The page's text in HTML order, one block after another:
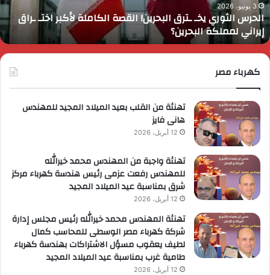
لأكبر
اختـ
ـراق
إيراني
لمملكة
البحرين؟
3 يونيو، 2026
الحرس الثوري يخـ ـترق البحرين! القصة الكاملة لأكبر اختـ ـراق
إيراني لمملكة البحرين؟
كهرباء مصر
تهنئة من القلب بعيد الميلاد المجيد للمهندس
هانى فايز
12 أبريل، 2026
تهنئة واجبة من المهندس محمد خيرالله
للمهندس رفعت عزمى رئيس هندسة كهرباء مركز
شرق بمناسبة عيد الميلاد المجيد
12 أبريل، 2026
تهنئة المهندس محمد خيرالله رئيس مجلس إدارة
شركة كهرباء مصر الوسطى للمحاسب كمال
لطيف يعقوب مسؤل الاشتراكات بهندسة كهرباء
طامية غرب بمناسبة عيد الميلاد المجيد
12 أبريل، 2026